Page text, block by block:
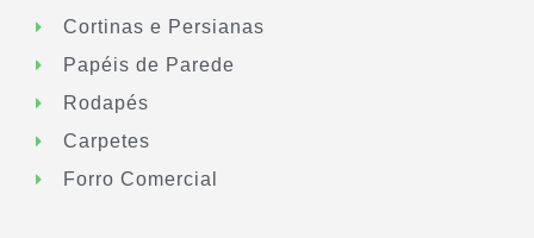
Cortinas e Persianas
Papéis de Parede
Rodapés
Carpetes
Forro Comercial